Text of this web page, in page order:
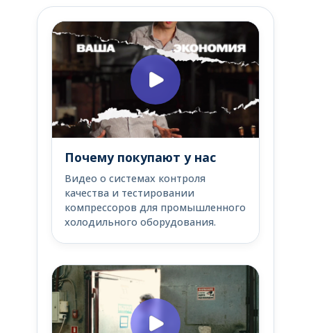
Почему покупают у нас
Видео о системах контроля
качества и тестировании
компрессоров для промышленного
холодильного оборудования.